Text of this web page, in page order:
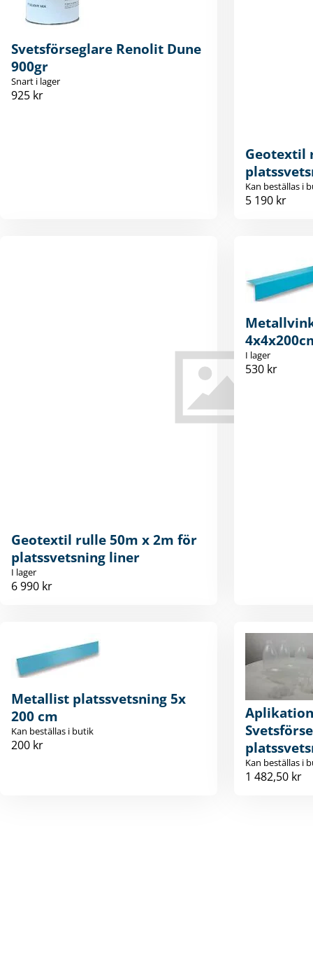
Svetsförseglare Renolit Dune
900gr
Snart i lager
925 kr
Geotextil
Kan beställas i
5 190 kr
Geotextil rulle 50m x 2m för
platssvetsning liner
I lager
6 990 kr
I lager
530 kr
Metallist platssvetsning 5x
200 cm
Kan beställas i butik
200 kr
Kan beställas i
1 482,50 kr